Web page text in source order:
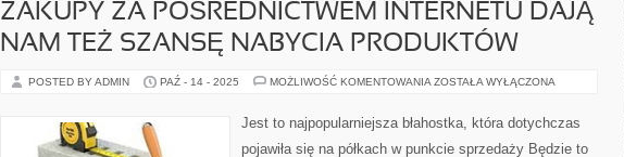
ZAKUPY ZA POŚREDNICTWEM INTERNETU DAJĄ
NAM TEŻ SZANSĘ NABYCIA PRODUKTÓW
POSTED BY ADMIN PAŹ - 14 - 2025 MOŻLIWOŚĆ KOMENTOWANIA ZAKUPY
INTERNETU
DAJĄ
TEŻ
ZOSTAŁA WYŁĄCZONA
Jest to najpopularniejsza błahostka, która dotychczas
pojawiła się na półkach w punkcie sprzedaży Będzie to